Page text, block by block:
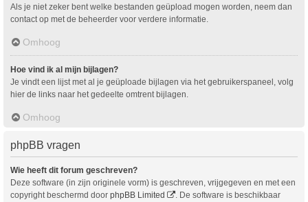
Als je niet zeker bent welke bestanden geüpload mogen worden, neem dan
contact op met de beheerder voor verdere informatie.
Omhoog
Hoe vind ik al mijn bijlagen?
Je vindt een lijst met al je geüploade bijlagen via het gebruikerspaneel, volg
hier de links naar het gedeelte omtrent bijlagen.
Omhoog
phpBB vragen
Wie heeft dit forum geschreven?
Deze software (in zijn originele vorm) is geschreven, vrijgegeven en met een
copyright beschermd door phpBB Limited
. De software is beschikbaar